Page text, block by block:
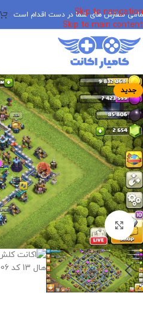
Skip to navigation
Skip to main content
سفارش های شما در دست اقدام است
جدید
برای بزرگنمایی کلیک کنید